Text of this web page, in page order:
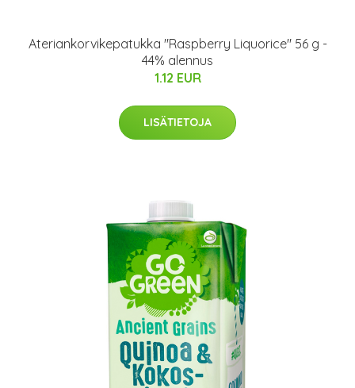
Ateriankorvikepatukka "Raspberry Liquorice" 56 g -
44% alennus
1.12 EUR
LISÄTIETOJA